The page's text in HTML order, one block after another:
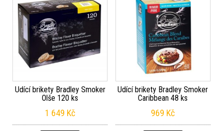
Udící brikety Bradley Smoker
Olše 120 ks
1 649 Kč
Udící brikety Bradley Smoker
Caribbean 48 ks
969 Kč